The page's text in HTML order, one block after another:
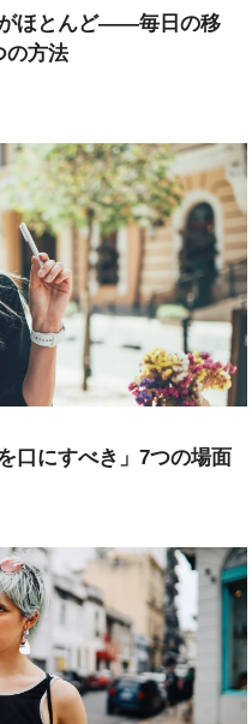
ほとんど——毎日の移
の方法
口にすべき」7つの場面